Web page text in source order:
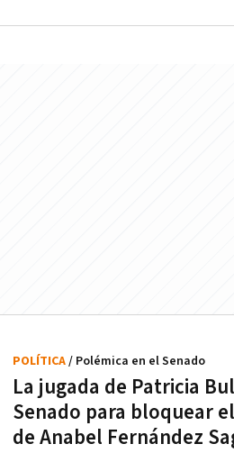
La jugada de Patricia
Senado para bloquear
de Anabel Fernández
POLÍTICA/ Polémica en el Senado